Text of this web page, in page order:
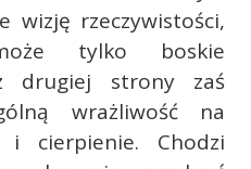
wizję rzeczywistości,
tylko boskie
z drugiej strony zaś
wrażliwość na
i cierpienie. Chodzi